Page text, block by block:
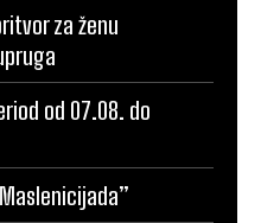
za ženu
od 07.08. do